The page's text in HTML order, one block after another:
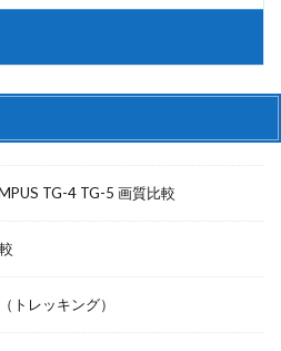
TG-4 TG-5 画質比較
トレッキング）